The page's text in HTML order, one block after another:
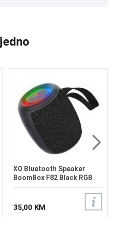
XO Bluetooth Speaker
BoomBox F82 Black RGB
35,00 KM